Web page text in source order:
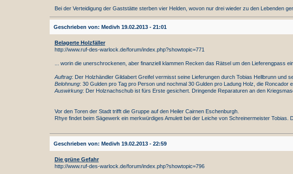
Bei der Verteidigung der Gaststätte sterben vier Helden, wovon nur drei wieder zu den Lebenden
Geschrieben von: Medivh 19.02.2013 - 21:01
Belagerte Holzfäller
http://www.ruf-des-warlock.de/forum/index.php?showtopic=771
... worin die unerschrockenen, aber finanziell klammen Recken das Rätsel um den Lieferengpass
Auftrag: Der Holzhändler Gildabert Greifel vermisst seine Lieferungen durch Tobias Hellbrunn und
Belohnung: 30 Gulden pro Tag pro Person und nochmal 30 Gulden pro Ladung Holz, die
Auswirkung: Der Holznachschub ist fürs Erste gesichert. Dringende Reparaturen an den
Vor den Toren der Stadt trifft die Gruppe auf den Heiler Cairnen Eschenburgh.
Rhye findet beim Sägewerk ein merkwürdiges Amulett bei der Leiche von Schreinermeister
Geschrieben von: Medivh 19.02.2013 - 22:59
Die grüne Gefahr
http://www.ruf-des-warlock.de/forum/index.php?showtopic=796